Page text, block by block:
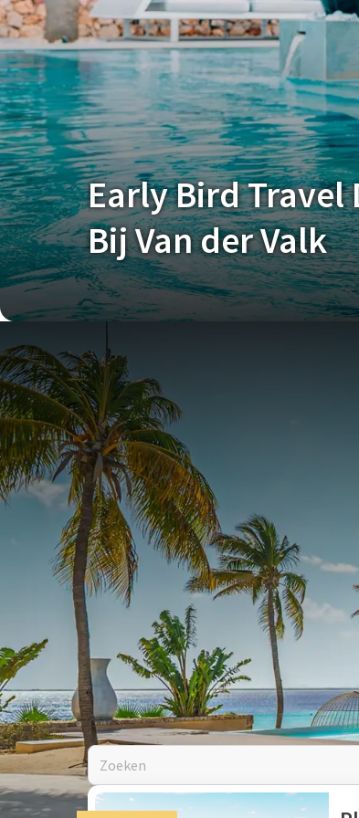
Early Bird Travel
Bij Van der Valk
Early Bird Travel Deal
DEAL
Laat u onderdompelen in een wereld van
met kortingen tot wel 30% op uw verblijf in
prachtige suites en laad volledig op.
Zoeken